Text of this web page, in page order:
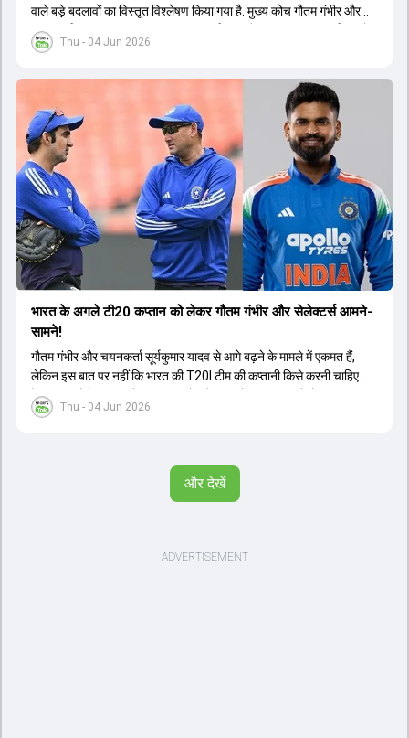
Thu - 04 Jun 2026
वाले बड़े बदलावों का विस्तृत विश्लेषण किया गया है. मुख्य कोच गौतम गंभीर और
चयनकर्ता अजीत अगरकर 2027 वनडे वर्ल्ड कप और 2028 टी20 वर्ल्ड कप के
लिए दीर्घकालिक योजना बना रहे हैं. चर्चा के अनुसार, सूर्यकुमार यादव के स्थान पर
तिलक वर्मा और ईशान किशन उपकप्तानी की रेस में हैं. हार्दिक पंड्या की फिटनेस
चिंताओं के बीच नीतीश कुमार रेड्डी को उनके बैकअप के तौर पर तैयार किया जा
रहा है. वीडियो में वैभव सूर्यवंशी के डेब्यू, अभिषेक शर्मा और संजू सैमसन की ओपनिंग
भूमिका और टेस्ट क्रिकेट के भविष्य पर भी प्रकाश डाला गया है. इसके अतिरिक्त,
ईएसपीएन की 21वीं सदी के टॉप 25 क्रिकेटर्स की सूची, इम्पैक्ट प्लेयर रूल का
ऑलराउंडर्स पर प्रभाव और भारत-अफगानिस्तान टेस्ट मैच जैसे महत्वपूर्ण विषयों
पर तथ्यात्मक जानकारी साझा की गई है.
Thu - 04 Jun 2026
भारत के अगले टी20 कप्तान को लेकर गौतम गंभीर और सेलेक्टर्स आमने-
सामने!
गौतम गंभीर और चयनकर्ता सूर्यकुमार यादव से आगे बढ़ने के मामले में एकमत हैं,
लेकिन इस बात पर नहीं कि भारत की T20I टीम की कप्तानी किसे करनी चाहिए.
ऐसा लगता है कि गंभीर को नए कप्तान के तौर पर श्रेयस अय्यर को लेकर कुछ
शंकाएं हैं.
और देखें